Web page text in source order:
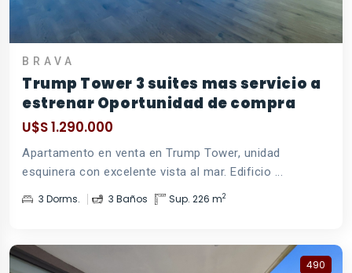
BRAVA
Trump Tower 3 suites mas servicio a
estrenar Oportunidad de compra
U$S 1.290.000
Apartamento en venta en Trump Tower, unidad
esquinera con excelente vista al mar. Edificio ...
3 Dorms. 3 Baños Sup. 226 m2
490